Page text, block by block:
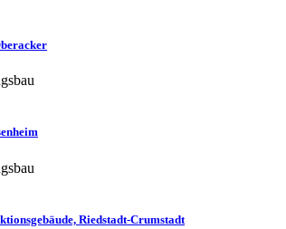
Riedstadt-Crumstadt